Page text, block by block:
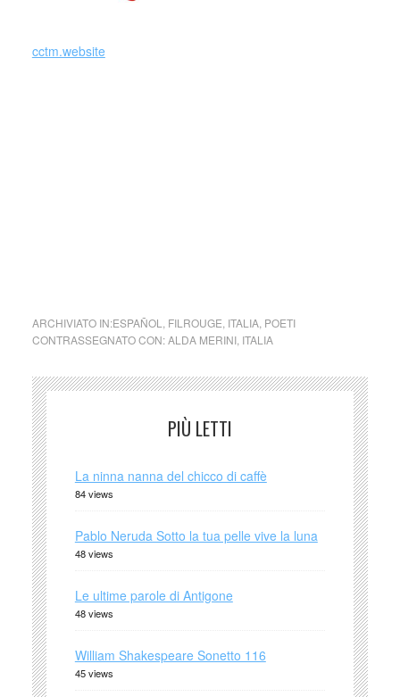
cctm.website
ARCHIVIATO IN:ESPAÑOL FILROUGE ITALIA, POETI
CONTRASSEGNATO CON:ALDA MERINI, ITALIA
PIÙ LETTI
La ninna nanna del chicco di caffè
84 views
Pablo Neruda Sotto la tua pelle vive la luna
48 views
Le ultime parole di Antigone
48 views
William Shakespeare Sonetto 116
45 views